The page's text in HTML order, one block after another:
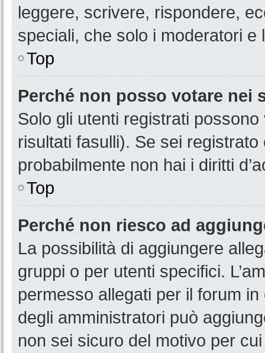
leggere, scrivere, rispondere,
speciali, che solo i moderatori e
Top
Perché non posso votare nei
Solo gli utenti registrati
risultati fasulli). Se sei
probabilmente non hai i diritti
Top
Perché non riesco ad
La possibilità di aggiungere
gruppi o per utenti specifici.
permesso allegati per il forum
degli amministratori può
non sei sicuro del motivo per